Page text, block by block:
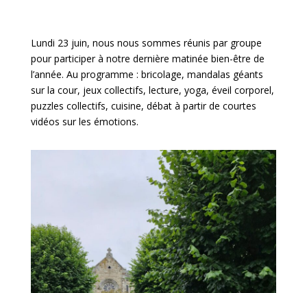
Lundi 23 juin, nous nous sommes réunis par groupe
pour participer à notre dernière matinée bien-être de
l’année. Au programme : bricolage, mandalas géants
sur la cour, jeux collectifs, lecture, yoga, éveil corporel,
puzzles collectifs, cuisine, débat à partir de courtes
vidéos sur les émotions.